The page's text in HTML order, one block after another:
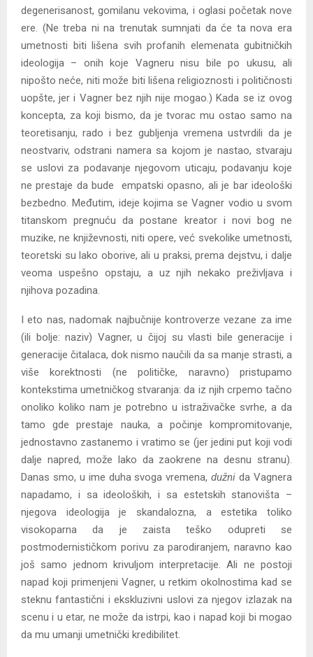
degenerisanost, gomilanu vekovima, i oglasi početak nove
ere. (Ne treba ni na trenutak sumnjati da će ta nova era
umetnosti biti lišena svih profanih elemenata gubitničkih
ideologija – onih koje Vagneru nisu bile po ukusu, ali
nipošto neće, niti može biti lišena religioznosti i političnosti
uopšte, jer i Vagner bez njih nije mogao.) Kada se iz ovog
koncepta, za koji bismo, da je tvorac mu ostao samo na
teoretisanju, rado i bez gubljenja vremena ustvrdili da je
neostvariv, odstrani namera sa kojom je nastao, stvaraju
se uslovi za podavanje njegovom uticaju, podavanju koje
ne prestaje da bude empatski opasno, ali je bar ideološki
bezbedno. Međutim, ideje kojima se Vagner vodio u svom
titanskom pregnuću da postane kreator i novi bog ne
muzike, ne književnosti, niti opere, već svekolike umetnosti,
teoretski su lako oborive, ali u praksi, prema dejstvu, i dalje
veoma uspešno opstaju, a uz njih nekako preživljava i
njihova pozadina.
I eto nas, nadomak najbučnije kontroverze vezane za ime
(ili bolje: naziv) Vagner, u čijoj su vlasti bile generacije i
generacije čitalaca, dok nismo naučili da sa manje strasti, a
više korektnosti (ne političke, naravno) pristupamo
kontekstima umetničkog stvaranja: da iz njih crpemo tačno
onoliko koliko nam je potrebno u istraživačke svrhe, a da
tamo gde prestaje nauka, a počinje kompromitovanje,
jednostavno zastanemo i vratimo se (jer jedini put koji vodi
dalje napred, može lako da zaokrene na desnu stranu).
Danas smo, u ime duha svoga vremena,dužni da Vagnera
napadamo, i sa ideoloških, i sa estetskih stanovišta –
njegova ideologija je skandalozna, a estetika toliko
visokoparna da je zaista teško odupreti se
postmodernističkom porivu za parodiranjem, naravno kao
još samo jednom krivuljom interpretacije. Ali ne postoji
napad koji primenjeni Vagner, u retkim okolnostima kad se
steknu fantastični i ekskluzivni uslovi za njegov izlazak na
scenu i u etar, ne može da istrpi, kao i napad koji bi mogao
da mu umanji umetnički kredibilitet.